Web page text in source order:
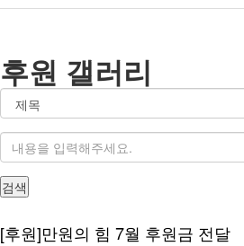
후원 갤러리
검색
[후원]만원의 힘 7월 후원금 전달